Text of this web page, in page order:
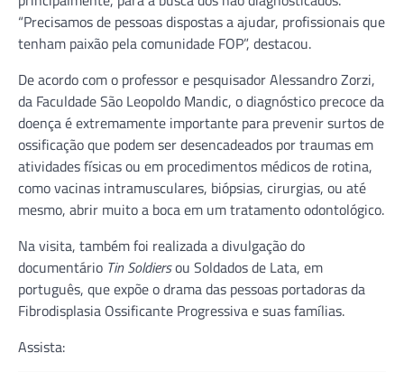
“Precisamos de pessoas dispostas a ajudar, profissionais que
tenham paixão pela comunidade FOP”, destacou.
De acordo com o professor e pesquisador Alessandro Zorzi,
da Faculdade São Leopoldo Mandic, o diagnóstico precoce da
doença é extremamente importante para prevenir surtos de
ossificação que podem ser desencadeados por traumas em
atividades físicas ou em procedimentos médicos de rotina,
como vacinas intramusculares, biópsias, cirurgias, ou até
mesmo, abrir muito a boca em um tratamento odontológico.
Na visita, também foi realizada a divulgação do
documentário Tin Soldiersou Soldados de Lata, em
português, que expõe o drama das pessoas portadoras da
Fibrodisplasia Ossificante Progressiva e suas famílias.
Assista: